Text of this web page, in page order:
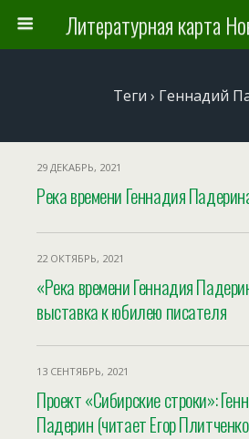
Теги › Геннадий
29 ДЕКАБРЬ, 2021
Река времени Геннадия
22 ОКТЯБРЬ, 2021
«Река времени Геннадия
выставка к юбилею писателя
13 СЕНТЯБРЬ, 2021
Проект «Сибирские строки»:
Падерин (читает Егор